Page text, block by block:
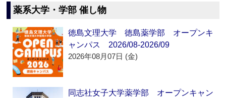
薬系大学・学部 催し物
徳島文理大学 徳島薬学部 オープンキ
ャンパス 2026/08-2026/09
2026年08月07日 (金)
同志社女子大学薬学部 オープンキャン